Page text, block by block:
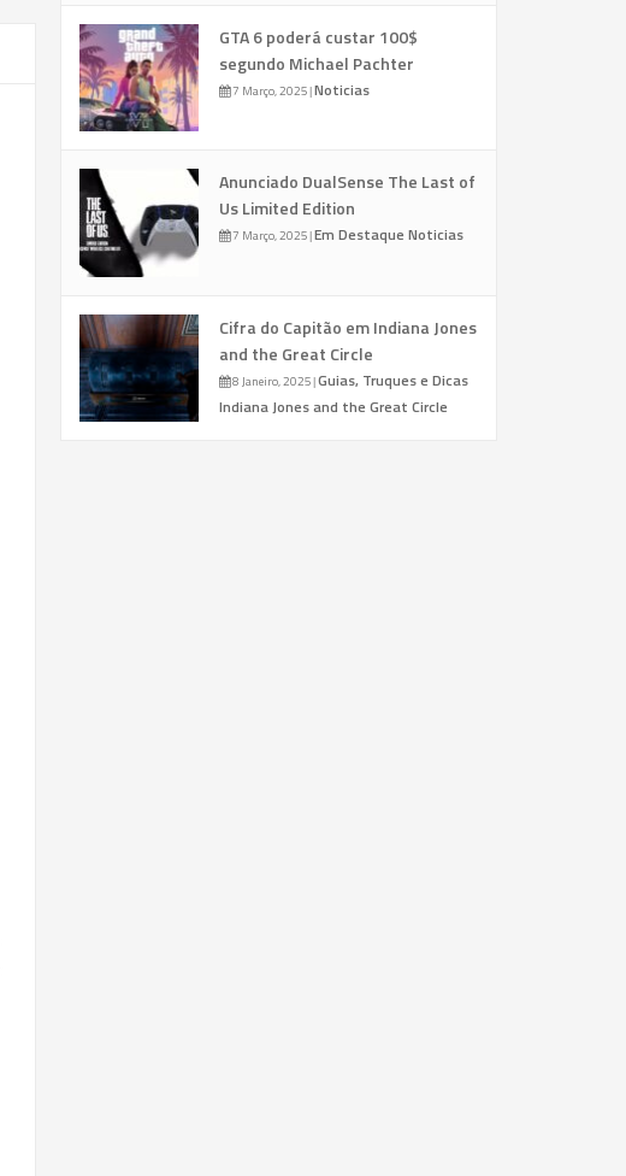
GTA 6 poderá custar 100$
segundo Michael Pachter
7 Março, 2025|Noticias
Anunciado DualSense The Last of
Us Limited Edition
7 Março, 2025|Em Destaque Noticias
Cifra do Capitão em Indiana Jones
and the Great Circle
8 Janeiro, 2025|Guias, Truques e Dicas
Indiana Jones and the Great Circle